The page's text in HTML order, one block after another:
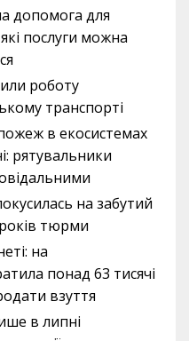
допомога для
послуги можна
роботу
транспорті
в екосистемах
рятувальники
на забутий
тюрми
на
понад 63 тисячі
взуття
в липні